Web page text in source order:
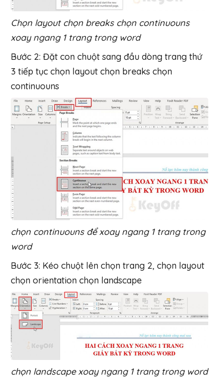
Chọn layout chọn breaks chọn continuouns
xoay ngang 1 trang trong word
Bước 2: Đặt con chuột sang đầu dòng trang thứ
3 tiếp tục chọn layout chọn breaks chọn
continuouns
chọn continuouns để xoay ngang 1 trang trong
word
Bước 3: Kéo chuột lên chọn trang 2, chọn layout
chọn orientation chọn landscape
chọn landscape xoay ngang 1 trang trong word